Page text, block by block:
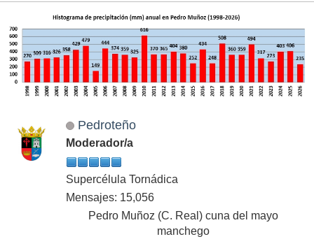
Pedroteño
Moderador/a
Supercélula Tornádica
Mensajes: 15,056
Pedro Muñoz (C. Real) cuna del mayo
manchego